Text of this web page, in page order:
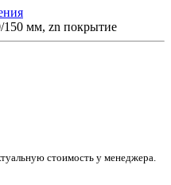
стоимость у менеджера.